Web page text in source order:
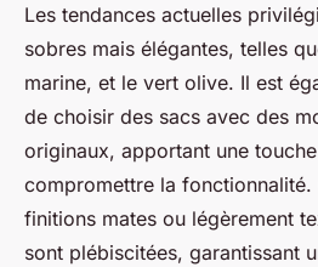
Les tendances actuelles
sobres mais élégantes, telles
marine, et le vert olive. Il est
de choisir des sacs avec des
originaux, apportant une
compromettre la fonctionnalité.
finitions mates ou légèrement
sont plébiscitées, garantissant